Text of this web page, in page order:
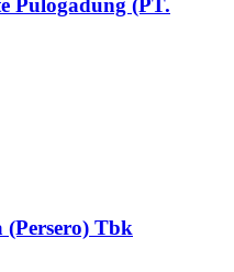
Pulogadung (PT.
(Persero) Tbk